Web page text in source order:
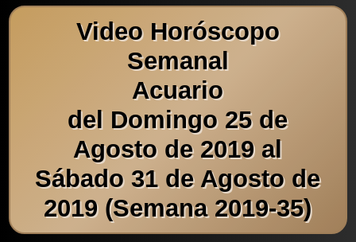
Video Horóscopo
Semanal
Acuario
del Domingo 25 de
Agosto de 2019 al
Sábado 31 de Agosto de
2019 (Semana 2019-35)